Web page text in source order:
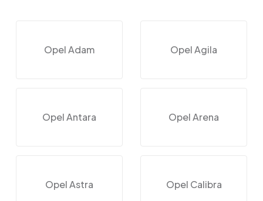
Opel Adam Opel Agila
Opel Antara Opel Arena
Opel Astra Opel Calibra